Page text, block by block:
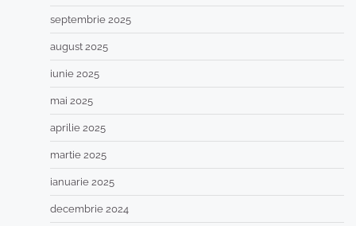
septembrie 2025
august 2025
iunie 2025
mai 2025
aprilie 2025
martie 2025
ianuarie 2025
decembrie 2024